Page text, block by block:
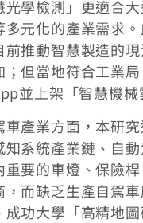
光學檢測」更適合
多元化的產業需求
前推動智慧製造的
；但當地符合工業
並上架「智慧機
產業方面，本研
知系統產業鏈、自
重要的車燈、保險
而缺乏生產自駕
功大學「高精地